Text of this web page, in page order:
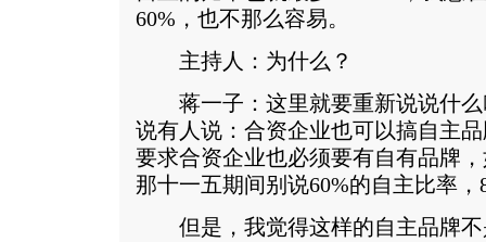
60%，也不那么容易。
主持人：为什么？
蒋一子：这里就要重新说说什么
说有人说：合资企业也可以搞自主
要求合资企业也必须要有自有品牌
那十一五期间别说60%的自主比率
但是，我觉得这样的自主品牌不